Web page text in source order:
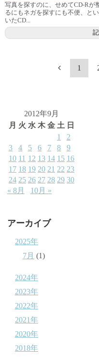
写真を探すのに、せめてCD-Rが
るにもネガを探すにも不便、と
いたCD...
1
2012年9月
月 火 水 木 金 土 日
1
2
3
4 5 6 7 8
9
10 11 12 13 14 15 16
17 18 19 20 21 22 23
24 25 26 27 28 29 30
« 8月
10月 »
アーカイブ
2025年
7月 (1)
2024年
2023年
2022年
2021年
2020年
2018年